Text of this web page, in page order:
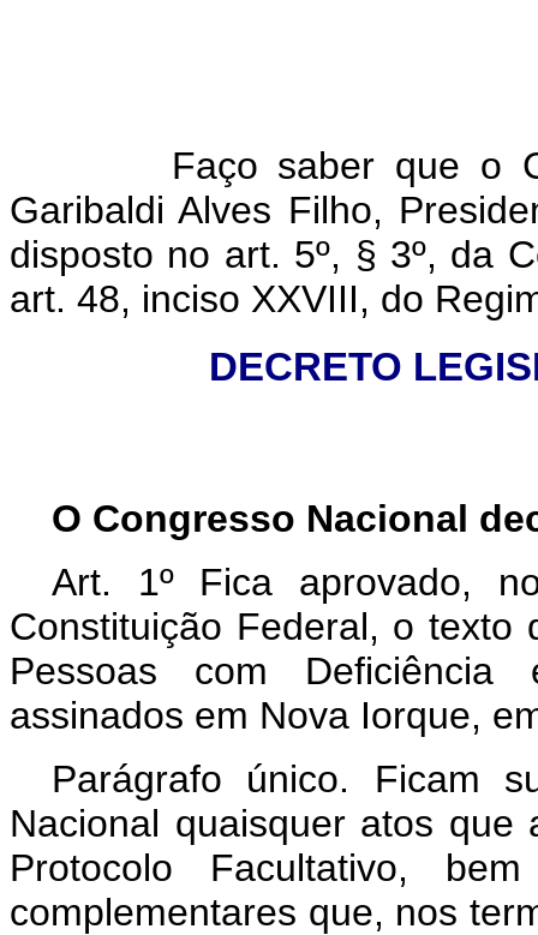
Faço saber que o
Garibaldi Alves Filho,
disposto no art. 5º, § 3º, da
art. 48, inciso XXVIII, do
DECRETO
O Congresso Nacional
Art. 1º Fica aprovado,
Constituição Federal, o texto
Pessoas com
assinados em Nova Iorque,
Parágrafo único. Ficam
Nacional quaisquer atos
Protocolo Facultativo,
complementares que, nos